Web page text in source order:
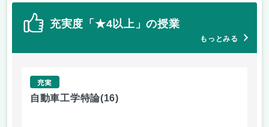
充実度「★4以上」の授業
もっとみる
充実
自動車工学特論(16)